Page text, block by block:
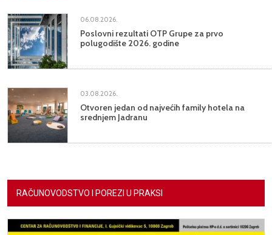
06.08.2026.
Poslovni rezultati OTP Grupe za prvo
polugodište 2026. godine
03.08.2026.
Otvoren jedan od najvećih family hotela na
srednjem Jadranu
RAČUNOVODSTVO I POREZI U PRAKSI